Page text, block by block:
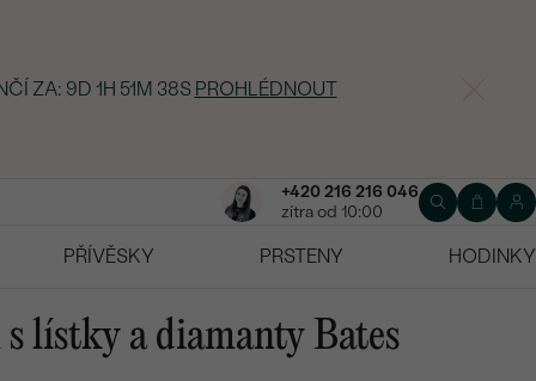
ZA: 9D 1H 51M 37S PROHLÉDNOUT
+420 216 216 046
zítra od 10:00
PŘÍVĚSKY PRSTENY
HODINKY
lístky a diamanty Bates